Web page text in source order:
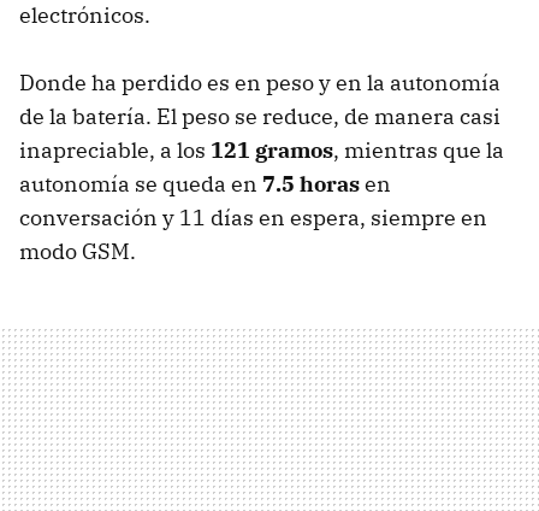
electrónicos.
Donde ha perdido es en peso y en la autonomía
de la batería. El peso se reduce, de manera casi
inapreciable, a los 121 gramos, mientras que la
autonomía se queda en 7.5 horasen
conversación y 11 días en espera, siempre en
modo GSM.